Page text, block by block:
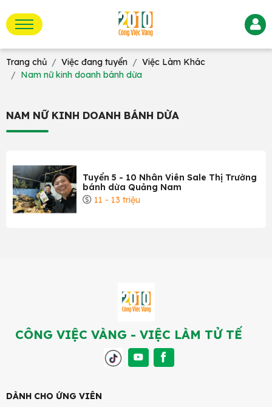
Trang chủ Việc đang tuyển
Việc Làm Khác
Nam nữ kinh doanh bánh dừa
NAM NỮ KINH DOANH BÁNH DỪA
Tuyển 5 - 10 Nhân Viên Sale Thị Trường
bánh dừa Quảng Nam
11 - 13 triệu
CÔNG VIỆC VÀNG - VIỆC LÀM TỬ TẾ
DÀNH CHO ỨNG VIÊN